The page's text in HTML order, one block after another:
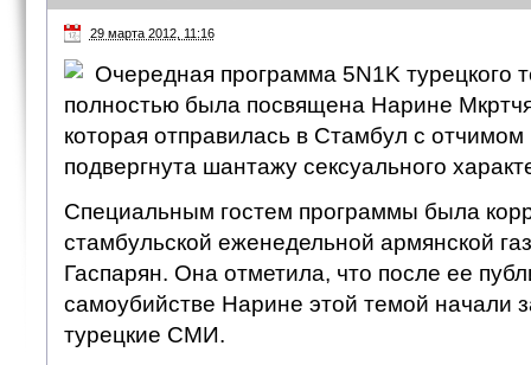
29 марта 2012, 11:16
Очередная программа 5N1K турецкого
полностью была посвящена Нарине
которая отправилась в Стамбул с
подвергнута шантажу сексуального
Специальным гостем программы была
стамбульской еженедельной армянской
Гаспарян. Она отметила, что после ее
самоубийстве Нарине этой темой начали
турецкие СМИ.